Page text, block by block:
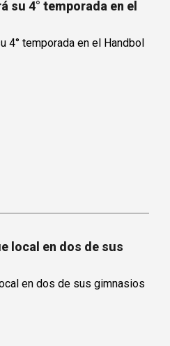
su 4° temporada en el
local en dos de sus